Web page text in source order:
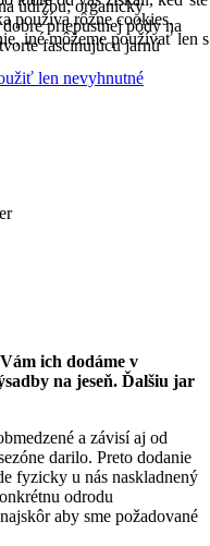
údržbu; organicky
priepustnej pôdy na
fascinujúcu jarnú
ich dodáme v
na jeseň. Ďalšiu jar
a závisí aj od
darilo. Preto dodanie
fyzicky u nás naskladnený
odrodu
aby sme požadované
používa rôzne cookies.
iné môžeme používať len s
len nevyhnutné